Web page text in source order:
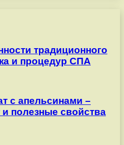
традиционного
и процедур СПА
с апельсинами –
полезные свойства